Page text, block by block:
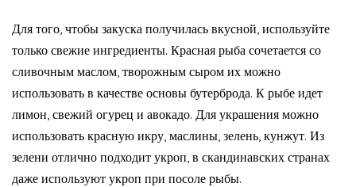
Для того, чтобы закуска получилась вкусной, используйте
только свежие ингредиенты. Красная рыба сочетается со
сливочным маслом, творожным сыром их можно
использовать в качестве основы бутерброда. К рыбе идет
лимон, свежий огурец и авокадо. Для украшения можно
использовать красную икру, маслины, зелень, кунжут. Из
зелени отлично подходит укроп, в скандинавских странах
даже используют укроп при посоле рыбы.